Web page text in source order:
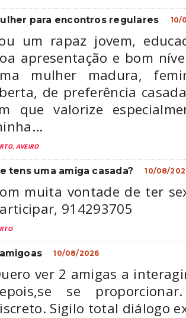
para encontros regulares 10/
um rapaz jovem,
apresentação e bom
mulher madura,
de preferência
que valorize
AVEIRO
e tens uma amiga casada? 10/08/
muita vontade de ter
914293705
10/08/2026
ver 2 amigas a
se
Sigilo total diálogo